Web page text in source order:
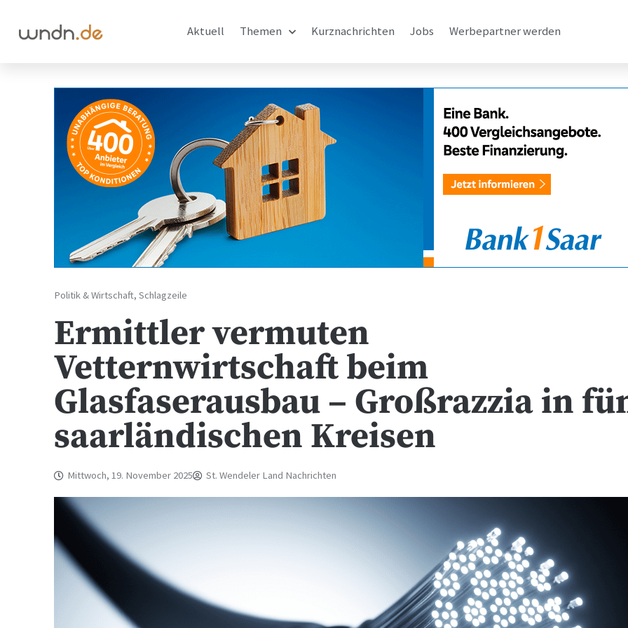
Aktuell Themen Kurznachrichten Jobs Werbepartner werden
Politik & Wirtschaft,Schlagzeile
Ermittler vermuten
Vetternwirtschaft beim
Glasfaserausbau – Großrazzia in
saarländischen Kreisen
Mittwoch, 19. November 2025 St. Wendeler Land Nachrichten